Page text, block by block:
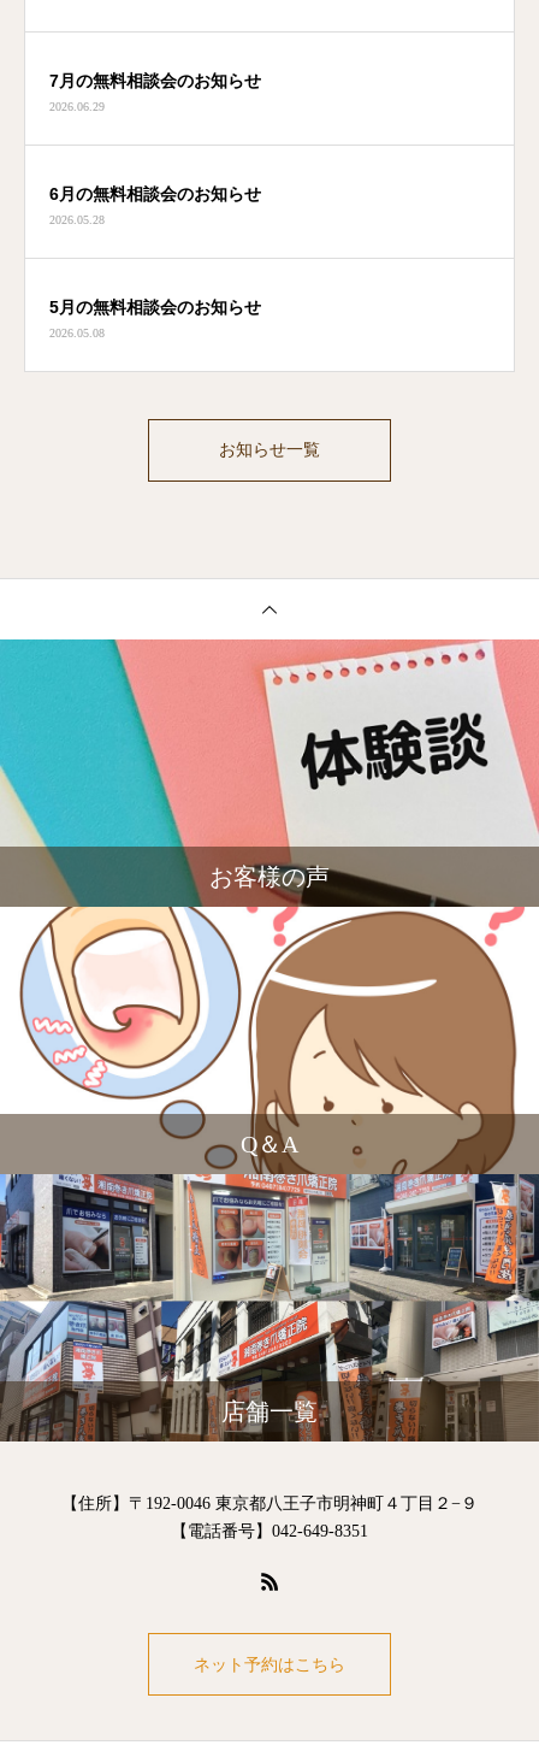
7月の無料相談会のお知らせ
2026.06.29
6月の無料相談会のお知らせ
2026.05.28
5月の無料相談会のお知らせ
2026.05.08
お知らせ一覧
お客様の声
Q＆A
店舗一覧
【住所】〒192-0046 東京都八王子市明神町４丁目２−９
【電話番号】042-649-8351
ネット予約はこちら